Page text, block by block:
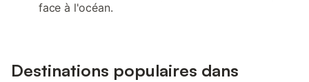
face à l'océan.
Destinations populaires dans